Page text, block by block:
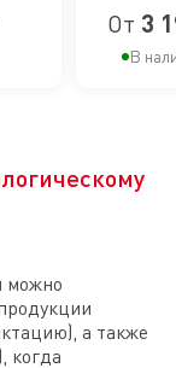
красоты
тонкие
От 3
В
можно
а также
когда